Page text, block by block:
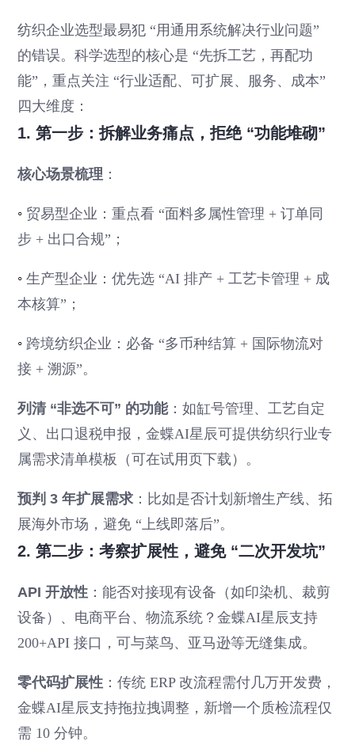
纺织企业选型最易犯 “用通用系统解决行业问题”
的错误。科学选型的核心是 “先拆工艺，再配功
能”，重点关注 “行业适配、可扩展、服务、成本”
四大维度：
1. 第一步：拆解业务痛点，拒绝 “功能堆砌”
核心场景梳理 ：
◦ 贸易型企业：重点看 “面料多属性管理 + 订单同
步 + 出口合规”；
◦生产型企业：优先选 “AI 排产 + 工艺卡管理 + 成
本核算”；
◦ 跨境纺织企业：必备 “多币种结算 + 国际物流对
接 + 溯源”。
列清 “非选不可” 的功能：如缸号管理、工艺自定
义、出口退税申报，金蝶AI星辰可提供纺织行业专
属需求清单模板（可在试用页下载）。
预判 3 年扩展需求 ：比如是否计划新增生产线、拓
展海外市场，避免 “上线即落后”。
2. 第二步：考察扩展性，避免 “二次开发坑”
API 开放性 ：能否对接现有设备（如印染机、裁剪
设备）、电商平台、物流系统？金蝶AI星辰支持
200+API 接口，可与菜鸟、亚马逊等无缝集成。
零代码扩展性 ：传统 ERP 改流程需付几万开发费，
金蝶AI星辰支持拖拉拽调整，新增一个质检流程仅
需 10 分钟。